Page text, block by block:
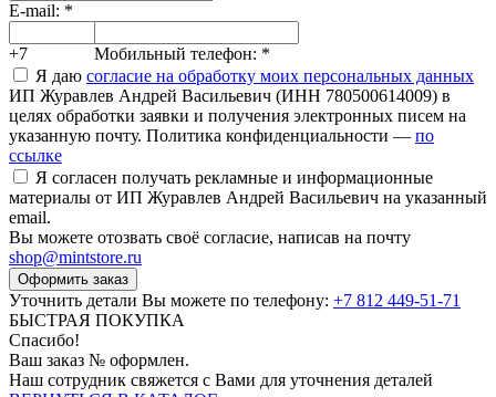
E-mail: *
+7 Мобильный телефон: *
Я даю согласие на обработку моих персональных данных
ИП Журавлев Андрей Васильевич (ИНН 780500614009) в
целях обработки заявки и получения электронных писем на
указанную почту. Политика конфиденциальности — по
ссылке
Я согласен получать рекламные и информационные
материалы от ИП Журавлев Андрей Васильевич на указанный
email.
Вы можете отозвать своё согласие, написав на почту
shop@mintstore.ru
Оформить заказ
Уточнить детали Вы можете по телефону: +7 812 449-51-71
БЫСТРАЯ ПОКУПКА
Спасибо!
Ваш заказ № оформлен.
Наш сотрудник свяжется с Вами для уточнения деталей